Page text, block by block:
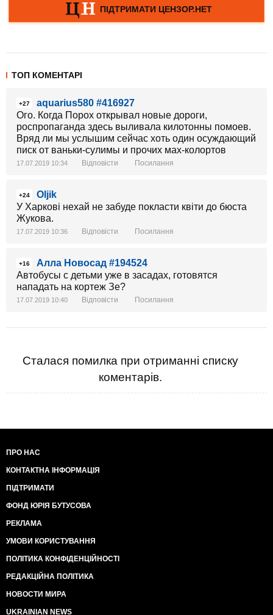
ТОП КОМЕНТАРІ
+27
aquarius580 #416927
Ого. Когда Порох открывал новые дороги,
роспропаганда здесь выливала килотонны помоев.
Вряд ли мы услышим сейчас хоть один осуждающий
писк от ваньки-сулимы и прочих мах-колортов
17.07.2019 10:34 Відповісти Посилання
+24
Oljik
У Харкові нехай не забуде покласти квіти до бюста
Жукова.
17.07.2019 10:36 Відповісти Посилання
+16
Алла Новосад #194524
Автобусы с детьми уже в засадах, готовятся
нападать на кортеж Зе?
17.07.2019 10:40 Відповісти Посилання
Сталася помилка при отриманні списку
коментарів.
ПРО НАС
КОНТАКТНА ІНФОРМАЦІЯ
ПІДТРИМАТИ
ФОНД ЮРІЯ БУТУСОВА
РЕКЛАМА
УМОВИ КОРИСТУВАННЯ
ПОЛІТИКА КОНФІДЕНЦІЙНОСТІ
РЕДАКЦІЙНА ПОЛІТИКА
НОВОСТИ МИРА
UKRAINIAN NEWS